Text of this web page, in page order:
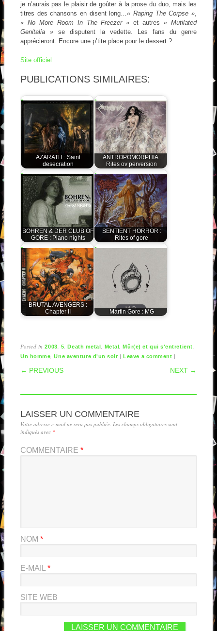
je n’aurais pas le plaisir de goûter à la prose du duo, mais les
titres des chansons en disent long…« Raping The Corpse »,
« No More Room In The Freezer » et autres« Mutilated
Genitalia »se disputent la vedette. Les fans du genre
apprécieront. Encore une p’tite place pour le dessert ?
Site officiel
PUBLICATIONS SIMILAIRES:
AZARATH : Saint
desecration
ANTROPOMORPHIA :
Rites ov perversion
BOHREN & DER CLUB OF
GORE : Piano nights
SENTIENT HORROR :
Rites of gore
BRUTAL AVENGERS :
Chapter II
Martin Gore : MG
Posted in2003, 5,Death metal , Metal ,Mûr(e) et qui s'entretient,
Un homme,Une aventure d'un soir |Leave a comment |
POST NAVIGATION
← PREVIOUS NEXT →
LAISSER UN COMMENTAIRE
Votre adresse e-mail ne sera pas publiée. Les champs obligatoires sont
indiqués avec *
COMMENTAIRE *
NOM *
E-MAIL *
SITE WEB